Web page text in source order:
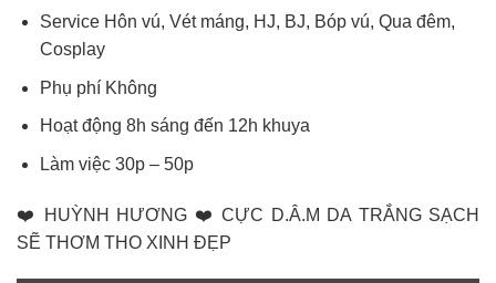
Service Hôn vú, Vét máng, HJ, BJ, Bóp vú, Qua đêm,
Cosplay
Phụ phí Không
Hoạt động 8h sáng đến 12h khuya
Làm việc 30p – 50p
❤️ HUỲNH HƯƠNG ❤️ CỰC D.Â.M DA TRẮNG SẠCH
SẼ THƠM THO XINH ĐẸP